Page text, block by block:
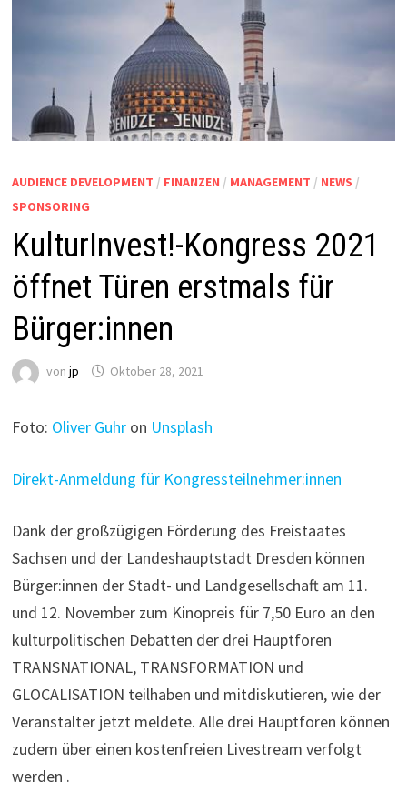
AUDIENCE DEVELOPMENT / FINANZEN / MANAGEMENT / NEWS /
SPONSORING
KulturInvest!-Kongress 2021
öffnet Türen erstmals für
Bürger:innen
vonjp Oktober 28, 2021
Foto: Oliver Guhr on Unsplash
Direkt-Anmeldung für Kongressteilnehmer:innen
Dank der großzügigen Förderung des Freistaates
Sachsen und der Landeshauptstadt Dresden können
Bürger:innen der Stadt- und Landgesellschaft am 11.
und 12. November zum Kinopreis für 7,50 Euro an den
kulturpolitischen Debatten der drei Hauptforen
TRANSNATIONAL, TRANSFORMATION und
GLOCALISATION teilhaben und mitdiskutieren, wie der
Veranstalter jetzt meldete. Alle drei Hauptforen können
zudem über einen kostenfreien Livestream verfolgt
werden .